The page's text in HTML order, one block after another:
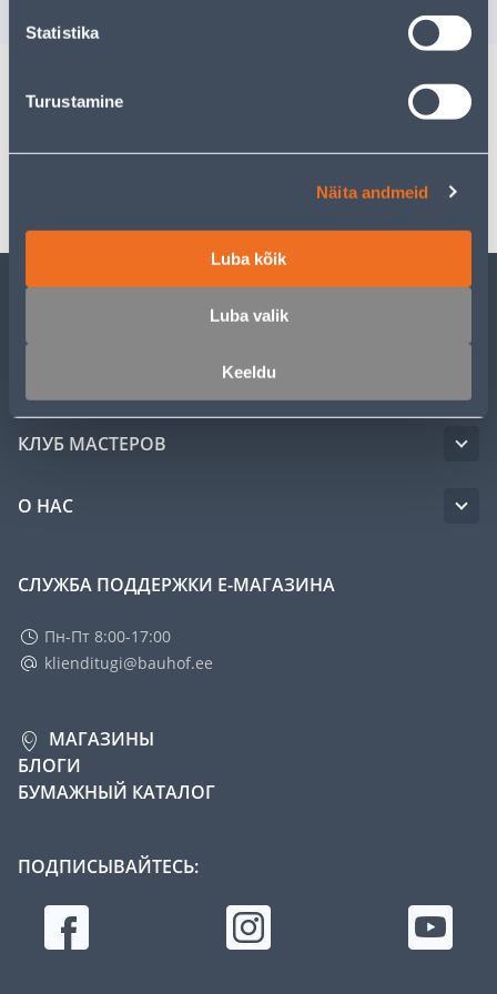
Statistika
Turustamine
Näita andmeid
Luba kõik
Luba valik
Keeldu
ОБСЛУЖИВАНИЕ ЧАСТНЫХ КЛИЕНТОВ
КЛУБ МАСТЕРОВ
О НАС
СЛУЖБА ПОДДЕРЖКИ Е-МАГАЗИНА
Пн-Пт 8:00-17:00
klienditugi@bauhof.ee
МАГАЗИНЫ
БЛОГИ
БУМАЖНЫЙ КАТАЛОГ
ПОДПИСЫВАЙТЕСЬ: